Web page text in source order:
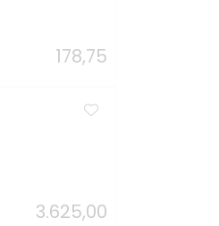
178,75
3.625,00